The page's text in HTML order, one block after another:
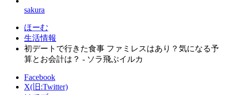
sakura
ほーむ
生活情報
初デートで行きた食事 ファミレスはあり？気になる予
算とお会計は？ - ソラ飛ぶイルカ
Facebook
X(旧:Twitter)